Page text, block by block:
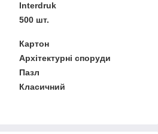
Interdruk
500 шт.
Картон
Архітектурні споруди
Пазл
Класичний